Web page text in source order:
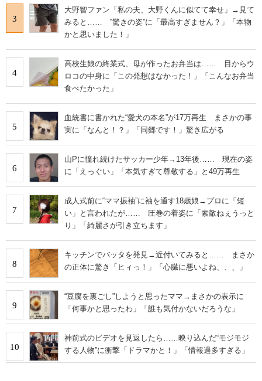
3
大野智ファン「私の夫、大野くんに似てて幸せ」→見て
みると…… ‟驚きの姿”に「最高すぎません？」「本物
かと思いました！」
4
高校生娘の終業式、母が作ったお弁当は…… 目からウ
ロコの中身に「この発想はなかった！」「こんなお弁当
食べたかった」
5
血統書に書かれた“愛犬の本名”が17万再生 まさかの事
実に「なんと！？」「同郷です！」驚き広がる
6
山Pに憧れ続けたサッカー少年→13年後…… 現在の姿
に「えっぐい」「本気すぎて尊敬する」と49万再生
7
成人式前に“ママ振袖”に袖を通す18歳娘→プロに「短
い」と言われたが…… 圧巻の着姿に「素敵ねぇうっと
り」「綺麗さが引き立ちます」
8
キッチンでバッタを発見→近付いてみると…… まさか
の正体に驚き「ヒィっ！」「心臓に悪いよね、、、」
9
“豆腐を裏ごし”しようと思ったママ→まさかの表示に
「何事かと思ったわ」「誰も気付かないだろうな」
10
神前式のビデオを見返したら……映り込んだ“モジモジ
する人物”に衝撃「ドラマかと！」「情報過多すぎる」